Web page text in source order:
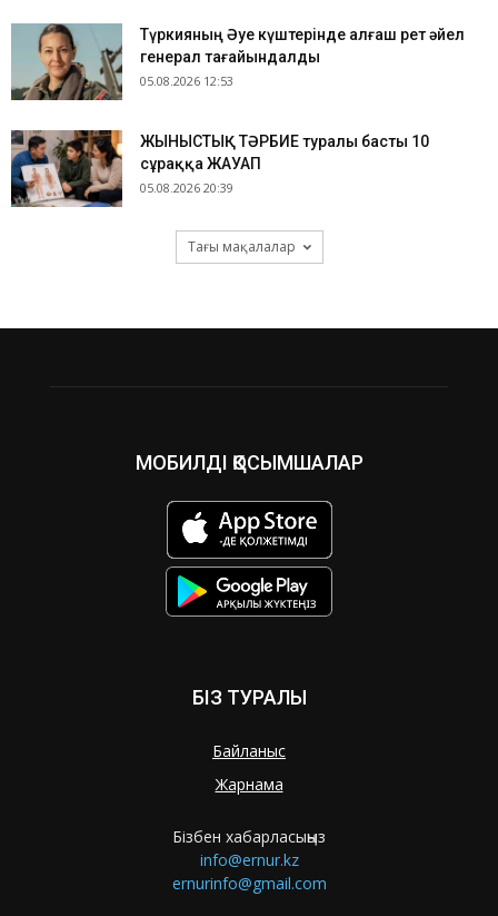
Түркияның Әуе күштерінде алғаш рет әйел
генерал тағайындалды
05.08.2026 12:53
ЖЫНЫСТЫҚ ТӘРБИЕ туралы басты 10
сұраққа ЖАУАП
05.08.2026 20:39
Тағы мақалалар
МОБИЛДІ ҚОСЫМШАЛАР
БІЗ ТУРАЛЫ
Байланыс
Жарнама
Бізбен хабарласыңыз
info@ernur.kz
ernurinfo@gmail.com